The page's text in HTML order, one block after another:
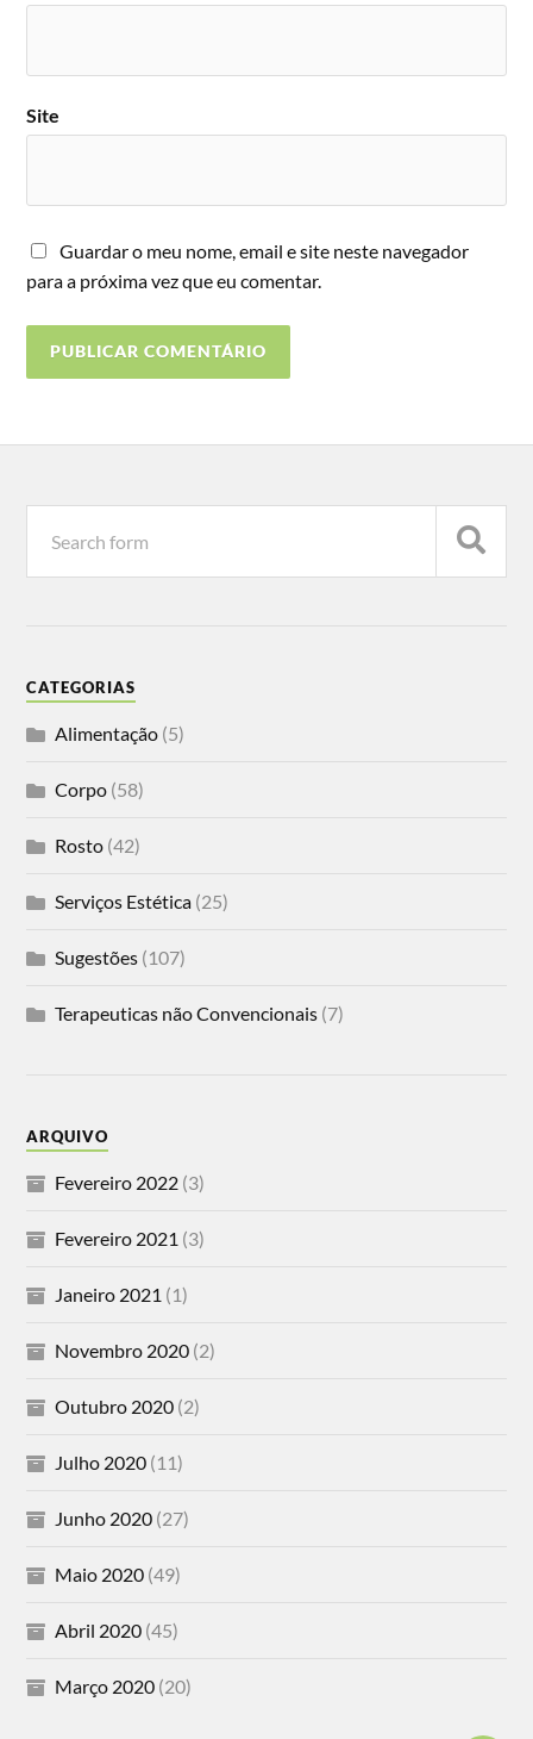
Site
Guardar o meu nome, email e site neste navegador
para a próxima vez que eu comentar.
CATEGORIAS
Alimentação (5)
Corpo (58)
Rosto (42)
Serviços Estética (25)
Sugestões (107)
Terapeuticas não Convencionais (7)
ARQUIVO
Fevereiro 2022 (3)
Fevereiro 2021 (3)
Janeiro 2021 (1)
Novembro 2020 (2)
Outubro 2020 (2)
Julho 2020 (11)
Junho 2020 (27)
Maio 2020 (49)
Abril 2020 (45)
Março 2020 (20)